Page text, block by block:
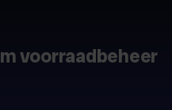
voorraadbeheer